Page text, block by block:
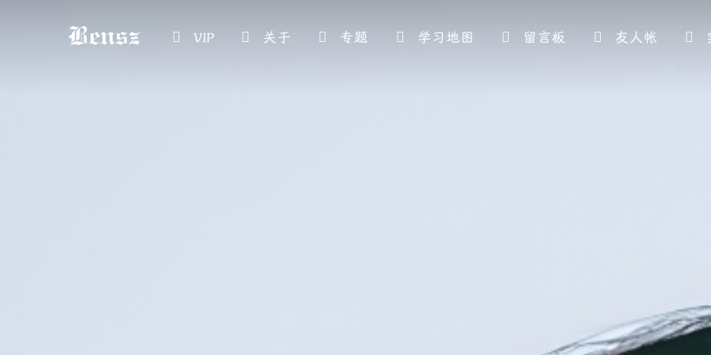
VIP 关于 专题 学习地图 留言板 友人帐